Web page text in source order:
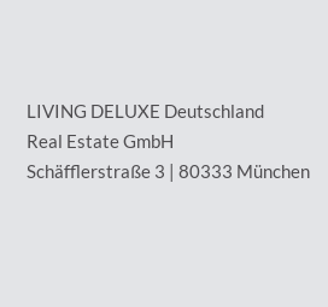
LIVING DELUXE Deutschland
Real Estate GmbH
Schäfflerstraße 3 | 80333 München